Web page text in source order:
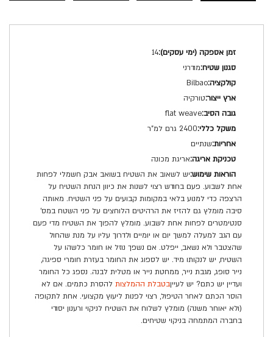
מפרט
טכני
14
מודרני
Bilbao
טורקיה
flat weave
2400 גרם למ"ר
שנתיים
אריגת מכונה
יש לשאוב את השטיח בשואב אבק חשמלי לפחות
אחת לשבוע. פעם בחודש רצוי לשנות את כיוון הנחת השטיח על
הרצפה כדי למנוע בלאי במקומות קבועים על פני השטיח. מאותה
סיבה מומלץ גם להזיז את הרהיטים הלוחצים על פני השטח במס'
סנטימטרים לפחות אחת לשבוע. מומלץ להפוך את השטיח מדי פעם
עם הגב למעלה למשך יום או יומיים ולדרוך עליו על מנת שהחול
שהצטבר ולא נשאב, ייפלט. אם נשפך נוזל או חומר כלשהו על
השטיח, יש לנקותו מיד. יש לספוג את החומר בעזרת חומרי ספיגה,
נייר סופג, מגבת נייר, ממחטת נייר או מטלית לבנה. נספג כל החומר
ועדיין יש כתם? יש לעייןבטבלת ההמלצות להסרת כתמים. אם לא
הוסר הכתם לאחר הטיפול, רצוי לפנות ליעוץ מקצועי. אחת לתקופה
(ולא יאוחר משנה) מומלץ לשלוח את השטיח לניקוי ורענון יסודי
בחברה המתמחה בניקוי שטיחים.